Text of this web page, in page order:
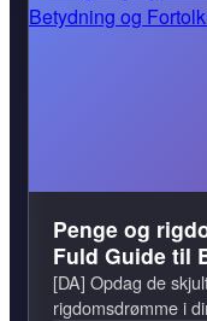
Penge og
Fuld Guide til
[DA] Opdag de
rigdomsdrømme i